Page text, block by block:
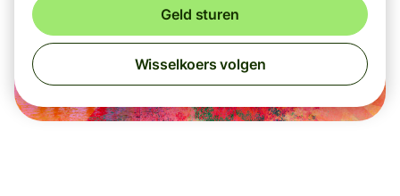
Geld sturen
Wisselkoers volgen